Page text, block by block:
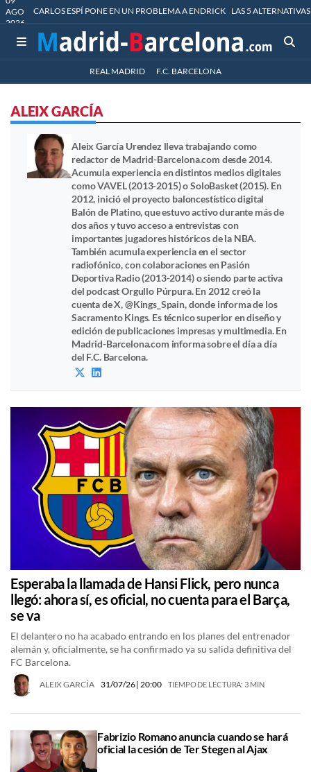
AGO
2026
CARLOS ESPÍ PONE EN UN PROBLEMA A ENDRICK LAS 5
REAL MADRID F.C. BARCELONA
ALEIX GARCÍA
Aleix García Urendez lleva trabajando como
redactor de Madrid-Barcelona.com desde 2014.
Acumula experiencia en distintos medios digitales
como VAVEL (2013-2015) o SoloBasket (2015). En
2012, inició el proyecto baloncestístico digital
Balón de Platino, que estuvo activo durante más de
dos años y tuvo acceso a entrevistas con
importantes jugadores históricos de la NBA.
También acumula experiencia en el sector
radiofónico, con colaboraciones en Pasión
Deportiva Radio (2013-2014) o siendo parte activa
del podcast Orgullo Púrpura. En 2012 creó la
cuenta de X, @Kings_Spain, donde informa de los
Sacramento Kings. Es técnico superior en diseño y
edición de publicaciones impresas y multimedia. En
Madrid-Barcelona.com informa sobre el día a día
del F.C. Barcelona.
Esperaba la llamada de Hansi Flick, pero nunca
llegó: ahora sí, es oficial, no cuenta para el Barça,
se va
El delantero no ha acabado entrando en los planes del entrenador
alemán y, oficialmente, se ha confirmado ya su salida definitiva del
FC Barcelona.
ALEIX GARCÍA 31/07/26| 20:00 TIEMPO DE LECTURA: 3 MIN.
Fabrizio Romano anuncia cuando se hará
oficial la cesión de Ter Stegen al Ajax